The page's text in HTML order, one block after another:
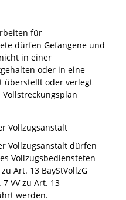
für
dürfen Gefangene und
in einer
oder in eine
überstellt oder verlegt
Vollzugsanstalt
Vollzugsanstalt dürfen
Vollzugsbediensteten
Art. 13 BayStVollzG
VV zu Art. 13
werden.